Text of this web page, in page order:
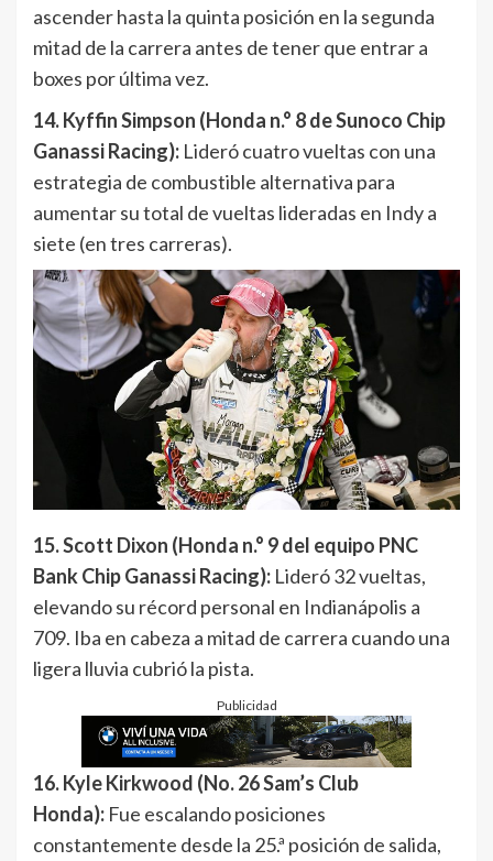
ascender hasta la quinta posición en la segunda
mitad de la carrera antes de tener que entrar a
boxes por última vez.
14. Kyffin Simpson (Honda n.° 8 de Sunoco Chip
Ganassi Racing): Lideró cuatro vueltas con una
estrategia de combustible alternativa para
aumentar su total de vueltas lideradas en Indy a
siete (en tres carreras).
15. Scott Dixon (Honda n.° 9 del equipo PNC
Bank Chip Ganassi Racing): Lideró 32 vueltas,
elevando su récord personal en Indianápolis a
709. Iba en cabeza a mitad de carrera cuando una
ligera lluvia cubrió la pista.
Publicidad
16. Kyle Kirkwood (No. 26 Sam’s Club
Honda): Fue escalando posiciones
constantemente desde la 25.ª posición de salida,